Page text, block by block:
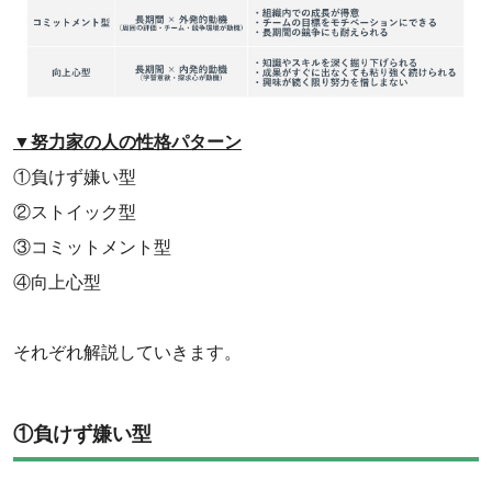
▼努力家の人の性格パターン
①負けず嫌い型
②ストイック型
③コミットメント型
④向上心型
それぞれ解説していきます。
①負けず嫌い型